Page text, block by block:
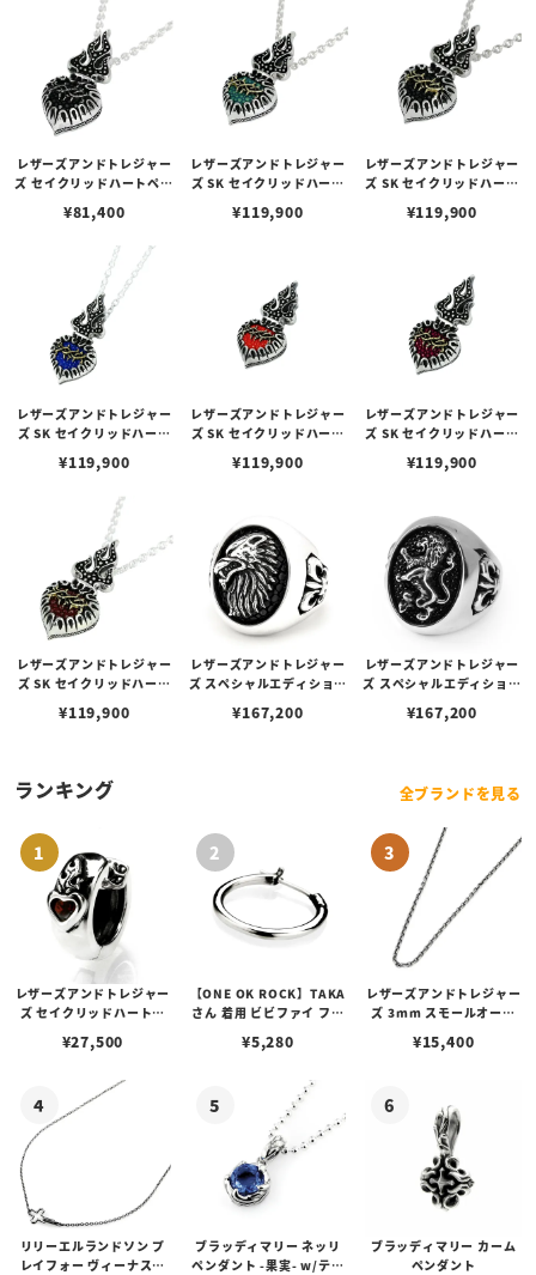
レザーズアンドトレジャー
ズ セイクリッドハートペン
スティングレイ/ブラック
¥81,400
レザーズアンドトレジャー
ズ SK セイクリッドハート
ッドスティングレイ/ター
¥119,900
レザーズアンドトレジャー
ズ SK セイクリッドハート
ッドスティングレイ/ブラ
¥119,900
レザーズアンドトレジャー
ズ SK セイクリッドハート
（トップのみ）
¥119,900
レザーズアンドトレジャー
ズ SK セイクリッドハート
（トップのみ）
¥119,900
レザーズアンドトレジャー
ズ SK セイクリッドハート
（トップのみ）
¥119,900
レザーズアンドトレジャー
ズ SK セイクリッドハート
ディー（トップのみ）
¥119,900
レザーズアンドトレジャー
ズ スペシャルエディション
ィッドスティングレイ（ブ
¥167,200
レザーズアンドトレジャー
ズ スペシャルエディション
ィングレイ（ブラック）
¥167,200
ランキング 全ブランドを見る
レザーズアンドトレジャー
ズ セイクリッドハートピ
¥27,500
【ONE OK ROCK】TAKA
さん 着用 ビビファイ フー
¥5,280
レザーズアンドトレジャー
ズ 3mm スモールオーバ
ブスタークラスプ＆LTロ
¥15,400
リリーエルランドソン プ
レイフォー ヴィーナスチ
ブラッディマリー ネッリ
ペンダント -果実- w/ティ
ブラッディマリー カーム
ペンダント